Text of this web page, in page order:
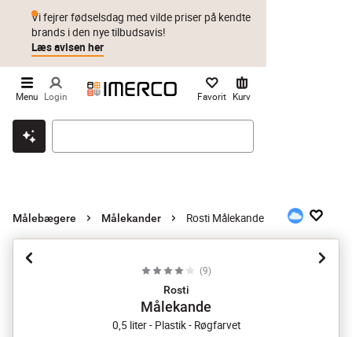
Klik & hent Byt i 1 år Prismatch
Vi fejrer fødselsdag med vilde priser på kendte
brands i den nye tilbudsavis!
Læs avisen her
Menu Login Favorit Kurv
Målebægere Målekander Rosti Målekande
(9)
Rosti
Målekande
0,5 liter - Plastik - Røgfarvet